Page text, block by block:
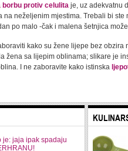
borbu protiv celulita je, uz adekvatnu
na neželjenim mjestima. Trebali bi
po malo -čak i malena šetnjica
kako su žene lijepe bez
žena sa lijepim oblinama; slikare je
I ne zaboravite kako istinska
je: jaja ipak spadaju